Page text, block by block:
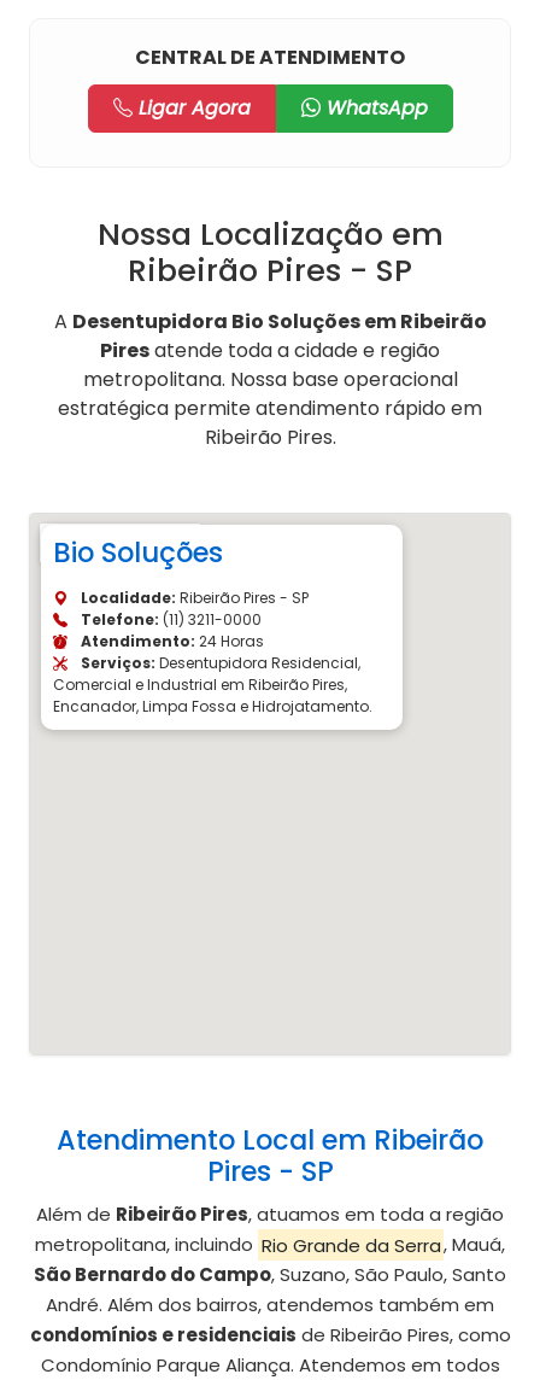
CENTRAL DE ATENDIMENTO
Ligar Agora
WhatsApp
Nossa Localização em
Ribeirão Pires - SP
A Desentupidora Bio Soluções em Ribeirão
Piresatende toda a cidade e região
metropolitana. Nossa base operacional
estratégica permite atendimento rápido em
Ribeirão Pires.
Bio Soluções
Localidade: Ribeirão Pires - SP
Telefone: (11) 3211-0000
Atendimento: 24 Horas
Serviços: Desentupidora Residencial,
Comercial e Industrial em Ribeirão Pires,
Encanador, Limpa Fossa e Hidrojatamento.
Atendimento Local em Ribeirão
Pires - SP
Além de Ribeirão Pires, atuamos em toda a região
metropolitana, incluindo Rio Grande da Serra, Mauá,
São Bernardo do Campo, Suzano, São Paulo, Santo
André. Além dos bairros, atendemos também em
condomínios e residenciais de Ribeirão Pires, como
Condomínio Parque Aliança. Atendemos em todos